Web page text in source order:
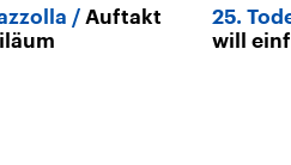
Auftakt
25.
will